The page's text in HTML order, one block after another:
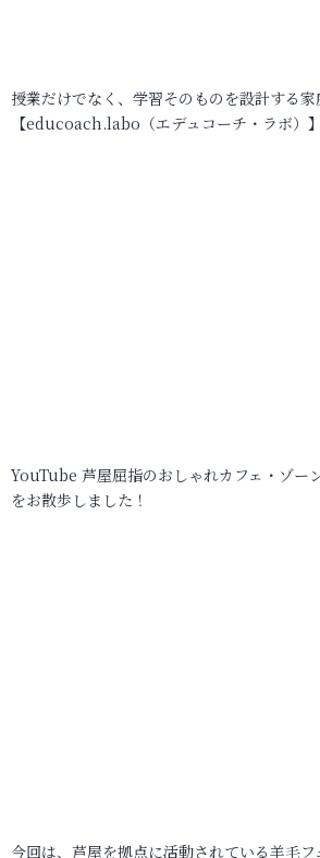
授業だけでなく、学習そのものを設計する
【educoach.labo（エデュコーチ・ラボ）
YouTube 芦屋屈指のおしゃれカフェ・ゾー
をお散歩しました！
今回は、芦屋を拠点に活動されている羊毛